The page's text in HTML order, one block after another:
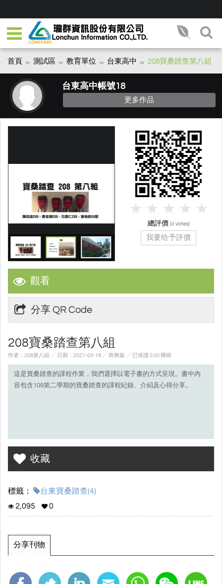
首頁 測試區 教育單位 台東高中 208寶桑踏查第八組
台東高中帳號18
更多作品
觀看
分享 QR Code
208寶桑踏查第八組
作者：208第八組 ╱ 日期：2021-03-18 ╱ 商務版 ╱ 已保護 0.00 棵樹
這是寶桑踏查的課程作業，我們選擇以電子書的方式呈現。書中內
容包含109第二學期的寶桑踏查的課程紀錄、介紹及心得分享。
收藏
標籤：
台東寶桑踏查(4)
2,095
0
分享刊物
總評價 (0 votes)
我要给予評價